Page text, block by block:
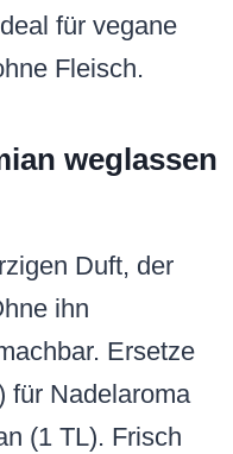
für vegane
Fleisch.
weglassen
Duft, der
ihn
Ersetze
für Nadelaroma
(1 TL). Frisch